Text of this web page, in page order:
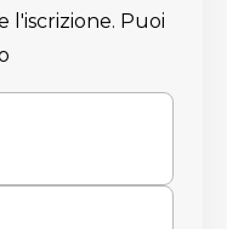
l'iscrizione. Puoi